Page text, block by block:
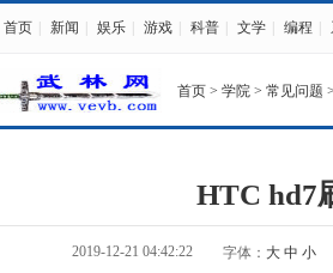
首页 新闻 娱乐 游戏 科普 文学 编程
首页 > 学院 > 常见问题
HTC hd7
2019-12-21 04:42:22 字体： 大 中 小